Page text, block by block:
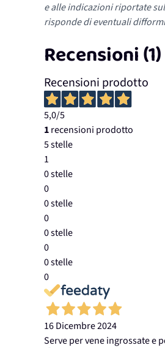
e alle indicazioni riportate
risponde di eventuali
Recensioni (1)
Recensioni prodotto
5,0/5
1recensioni prodotto
5 stelle
1
0 stelle
0
0 stelle
0
0 stelle
0
0 stelle
0
16 Dicembre 2024
Serve per vene ingrossate e